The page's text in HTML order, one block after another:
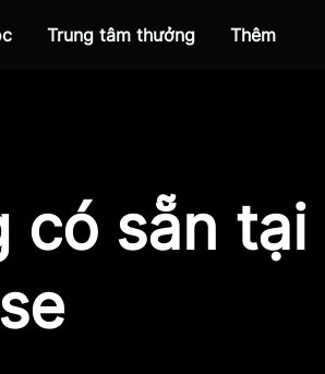
Trung tâm thưởng Thêm
có sẵn tại